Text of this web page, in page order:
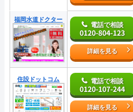
福岡水道ドクター
電話で相談
0120-804-123
詳細を見る
住設ドットコム 電話で相談
0120-107-244
詳細を見る